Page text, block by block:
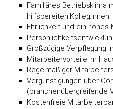
Familiäres Betriebsklima
hilfsbereiten Kolleg:innen
Ehrlichkeit und ein hohes
Großzügige Verpflegung
Mitarbeitervorteile im
Regelmäßiger
Vergünstigungen über
(branchenübergreifende
Kostenfreie